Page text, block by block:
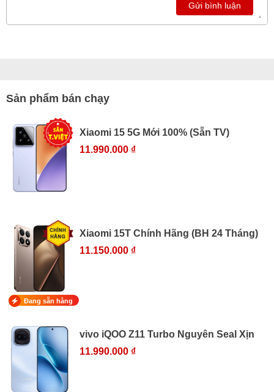
Gửi bình luận
Sản phẩm bán chạy
Xiaomi 15 5G Mới 100% (Sẵn TV)
11.990.000 ₫
Xiaomi 15T Chính Hãng (BH 24 Tháng)
11.150.000 ₫
Đang sẵn hàng
vivo iQOO Z11 Turbo Nguyên Seal Xịn
11.990.000 ₫